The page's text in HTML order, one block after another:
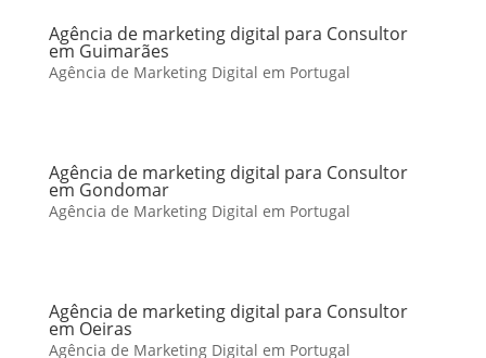
Agência de marketing digital para Consultor
em Guimarães
Agência de Marketing Digital em Portugal
Agência de marketing digital para Consultor
em Gondomar
Agência de Marketing Digital em Portugal
Agência de marketing digital para Consultor
em Oeiras
Agência de Marketing Digital em Portugal